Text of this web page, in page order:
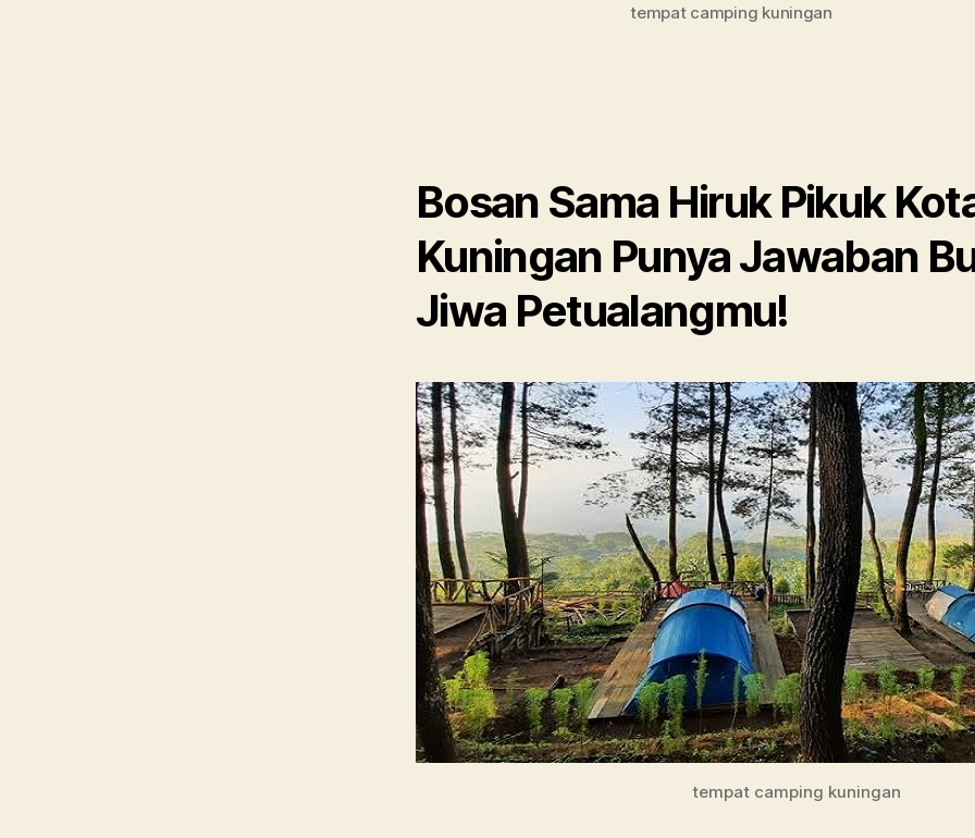
tempat camping kuningan
Bosan Sama Hiruk Pikuk
Kuningan Punya Jawaban
Jiwa Petualangmu!
tempat camping kuningan